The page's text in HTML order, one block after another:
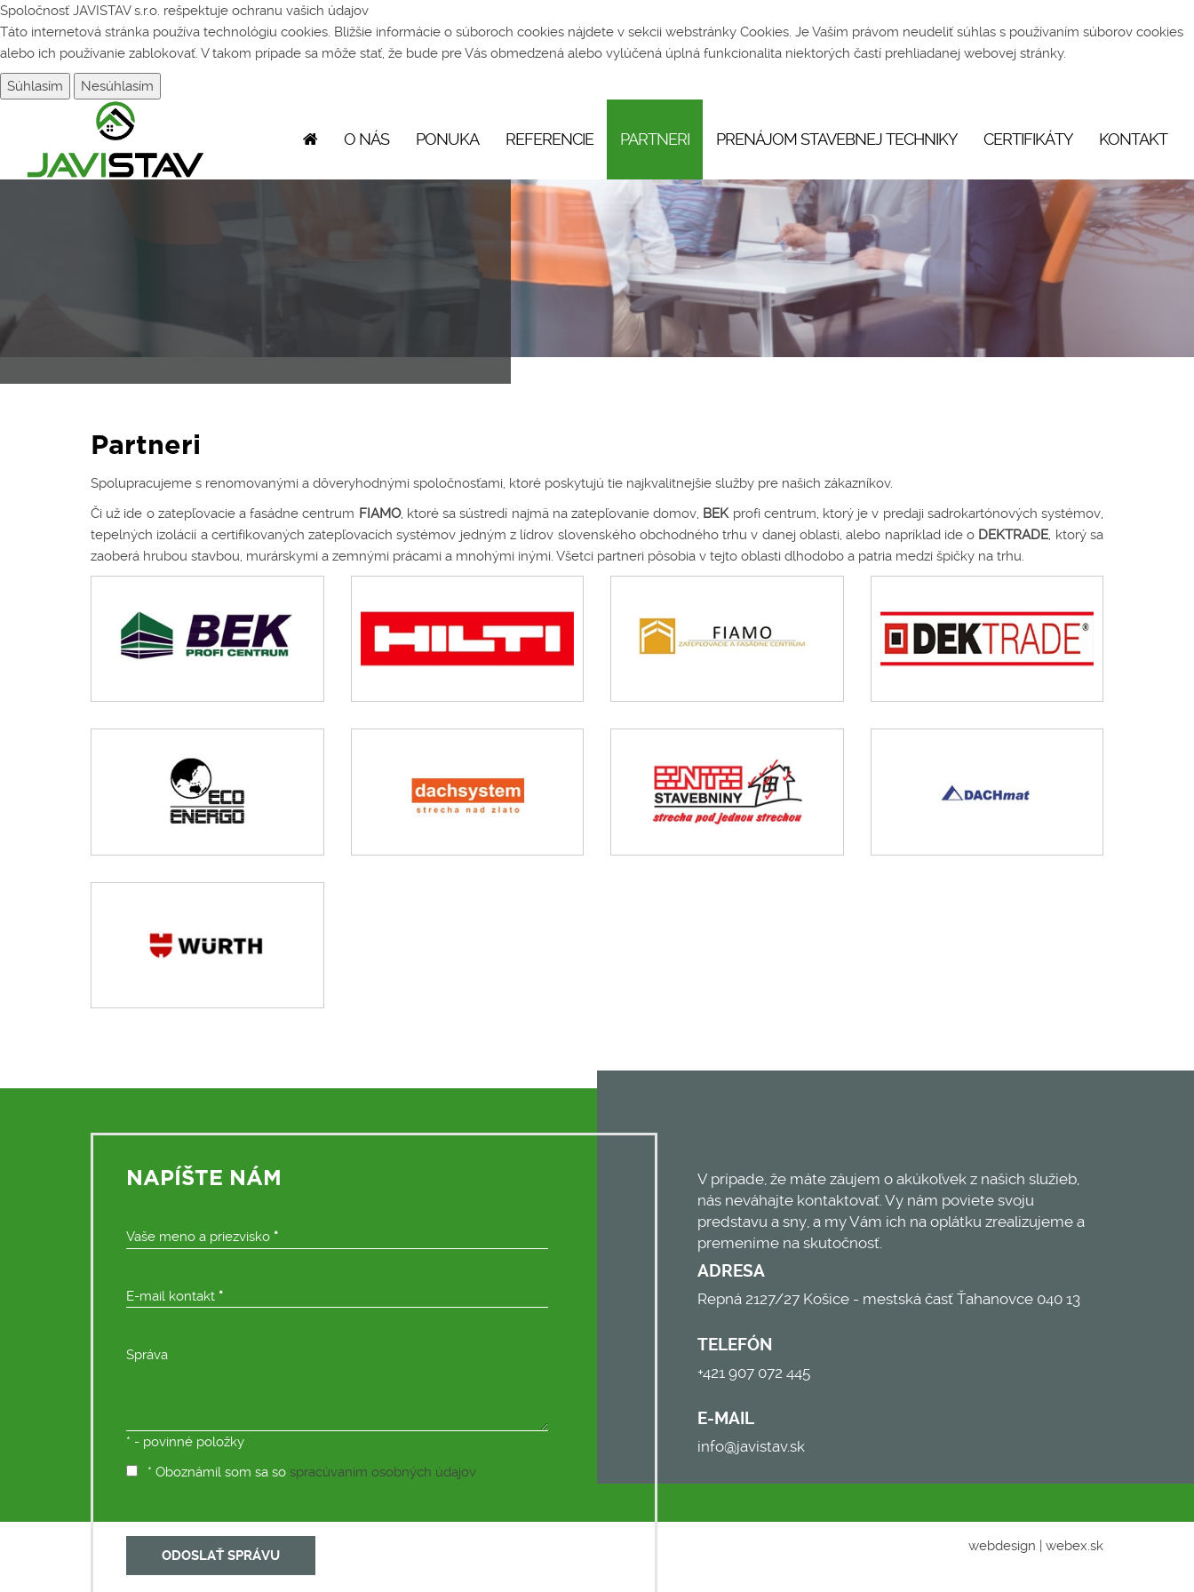
Spoločnosť JAVISTAV s.r.o. rešpektuje ochranu vašich údajov
Táto internetová stránka používa technológiu cookies. Bližšie informácie o súboroch cookies nájdete v sekcii webstránky Cookies. Je Vaším právom neudeliť súhlas s používaním súborov cookies
alebo ich používanie zablokovať. V takom prípade sa môže stať, že bude pre Vás obmedzená alebo vylúčená úplná funkcionalita niektorých častí prehliadanej webovej stránky.
Súhlasím Nesúhlasím
O NÁS PONUKA REFERENCIE PARTNERI PRENÁJOM STAVEBNEJ TECHNIKY CERTIFIKÁTY KONTAKT
Partneri
Spolupracujeme s renomovanými a dôveryhodnými spoločnosťami, ktoré poskytujú tie najkvalitnejšie služby pre našich zákazníkov.
Či už ide o zatepľovacie a fasádne centrum FIAMO, ktoré sa sústredí najmä na zatepľovanie domov, BEK profi centrum, ktorý je v predaji sadrokartónových systémov,
tepelných izolácií a certifikovaných zatepľovacích systémov jedným z lídrov slovenského obchodného trhu v danej oblasti, alebo napríklad ide o DEKTRADE, ktorý sa
zaoberá hrubou stavbou, murárskymi a zemnými prácami a mnohými inými. Všetci partneri pôsobia v tejto oblasti dlhodobo a patria medzi špičky na trhu.
NAPÍŠTE NÁM
Vaše meno a priezvisko *
E-mail kontakt *
Správa
* - povinné položky
* Oboznámil som sa so spracúvaním osobných údajov
ODOSLAŤ SPRÁVU
V prípade, že máte záujem o akúkoľvek z našich služieb,
nás neváhajte kontaktovať. Vy nám poviete svoju
predstavu a sny, a my Vám ich na oplátku zrealizujeme a
premeníme na skutočnosť.
ADRESA
Repná 2127/27 Košice - mestská časť Ťahanovce 040 13
TELEFÓN
+421 907 072 445
E-MAIL
info@javistav.sk
webdesign | webex.sk